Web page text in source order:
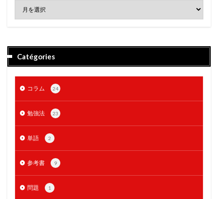
Catégories
コラム 24
勉強法 23
単語 2
参考書 9
問題 1